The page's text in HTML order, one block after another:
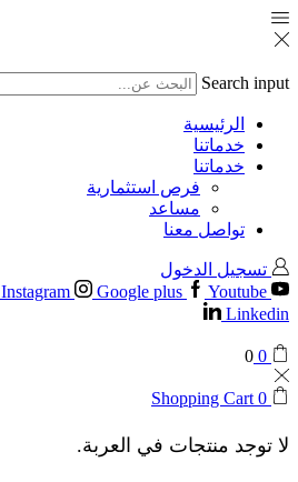
Search input
الرئيسية
خدماتنا
خدماتنا
فرص استثمارية
مساعد
تواصل معنا
تسجيل الدخول
Instagram Google plus
Youtube
Linkedin
0
0
0
Shopping Cart
لا توجد منتجات في العربة.